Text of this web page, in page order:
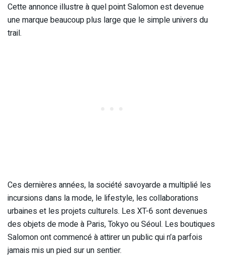
Cette annonce illustre à quel point Salomon est devenue
une marque beaucoup plus large que le simple univers du
trail.
Ces dernières années, la société savoyarde a multiplié les
incursions dans la mode, le lifestyle, les collaborations
urbaines et les projets culturels. Les XT-6 sont devenues
des objets de mode à Paris, Tokyo ou Séoul. Les boutiques
Salomon ont commencé à attirer un public qui n’a parfois
jamais mis un pied sur un sentier.